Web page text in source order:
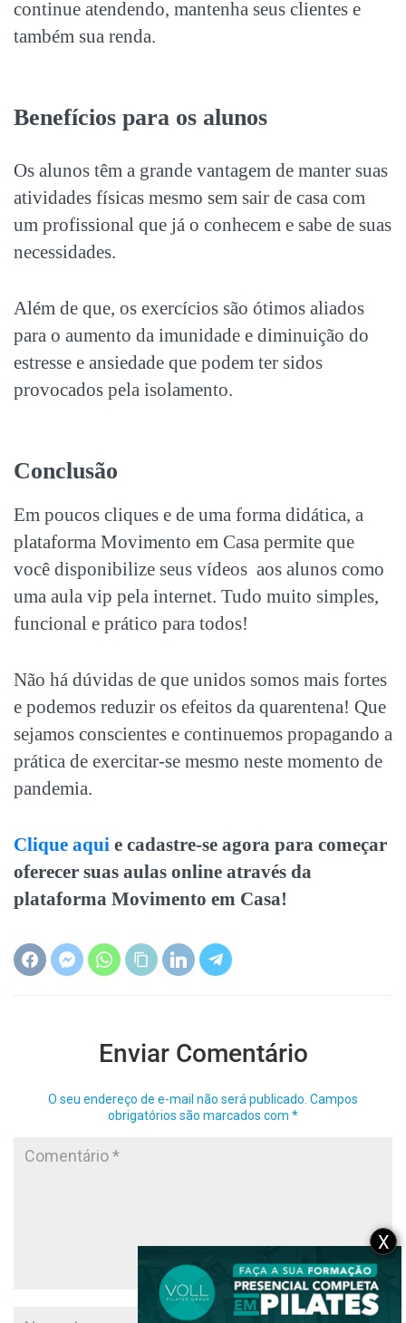
continue atendendo, mantenha seus clientes e
também sua renda.
Benefícios para os alunos
Os alunos têm a grande vantagem de manter suas
atividades físicas mesmo sem sair de casa com
um profissional que já o conhecem e sabe de suas
necessidades.
Além de que, os exercícios são ótimos aliados
para o aumento da imunidade e diminuição do
estresse e ansiedade que podem ter sidos
provocados pela isolamento.
Conclusão
Em poucos cliques e de uma forma didática, a
plataforma Movimento em Casa permite que
você disponibilize seus vídeos aos alunos como
uma aula vip pela internet. Tudo muito simples,
funcional e prático para todos!
Não há dúvidas de que unidos somos mais fortes
e podemos reduzir os efeitos da quarentena! Que
sejamos conscientes e continuemos propagando a
prática de exercitar-se mesmo neste momento de
pandemia.
Clique aqui e cadastre-se agora para começar
oferecer suas aulas online através da
plataforma Movimento em Casa!
Enviar Comentário
O seu endereço de e-mail não será publicado. Campos
obrigatórios são marcados com *
X